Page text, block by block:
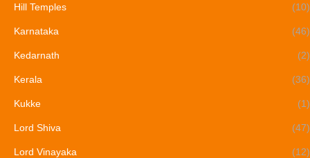
Hill Temples (10)
Karnataka (46)
Kedarnath (2)
Kerala (36)
Kukke (1)
Lord Shiva (47)
Lord Vinayaka (12)